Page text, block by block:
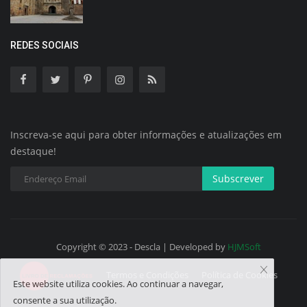
REDES SOCIAIS
Inscreva-se aqui para obter informações e atualizações em
destaque!
Subscrever
Copyright © 2023 - Descla | Developed by HJMSoft
Política de Cookies
Este website utiliza cookies. Ao continuar a navegar,
consente a sua utilização.